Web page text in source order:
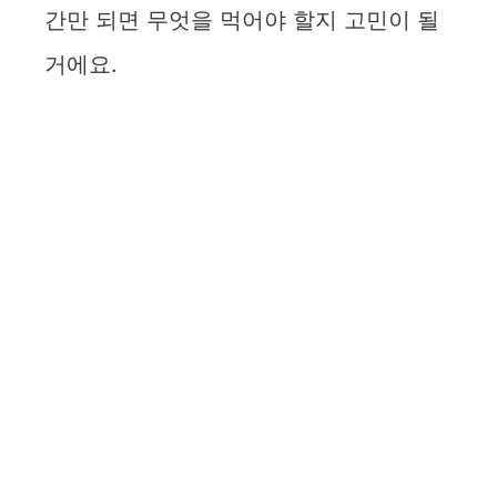
간만 되면 무엇을 먹어야 할지 고민이 될
거에요.